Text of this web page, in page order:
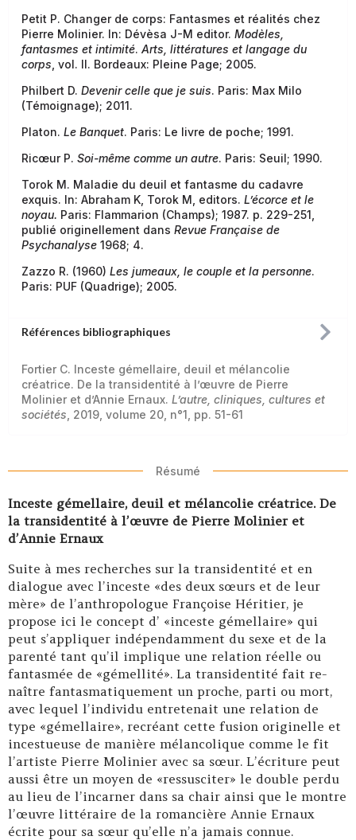
Petit P. Changer de corps: Fantasmes et réalités chez
Pierre Molinier. In: Dévèsa J-M editor. Modèles,
fantasmes et intimité. Arts, littératures et langage du
corps , vol. II. Bordeaux: Pleine Page; 2005.
Philbert D. Devenir celle que je suis. Paris: Max Milo
(Témoignage); 2011.
Platon. Le Banquet. Paris: Le livre de poche; 1991.
Ricœur P. Soi-même comme un autre. Paris: Seuil; 1990.
Torok M. Maladie du deuil et fantasme du cadavre
exquis. In: Abraham K, Torok M, editors. L’écorce et le
noyau. Paris: Flammarion (Champs); 1987. p. 229-251,
publié originellement dans Revue Française de
Psychanalyse 1968; 4.
Zazzo R. (1960) Les jumeaux, le couple et la personne.
Paris: PUF (Quadrige); 2005.
Références bibliographiques
Fortier C. Inceste gémellaire, deuil et mélancolie
créatrice. De la transidentité à l’œuvre de Pierre
Molinier et d’Annie Ernaux. L’autre, cliniques, cultures et
sociétés , 2019, volume 20, n°1, pp. 51-61
Résumé
Inceste gémellaire, deuil et mélancolie créatrice. De
la transidentité à l’œuvre de Pierre Molinier et
d’Annie Ernaux
Suite à mes recherches sur la transidentité et en
dialogue avec l’inceste «des deux sœurs et de leur
mère» de l’anthropologue Françoise Héritier, je
propose ici le concept d’ «inceste gémellaire» qui
peut s’appliquer indépendamment du sexe et de la
parenté tant qu’il implique une relation réelle ou
fantasmée de «gémellité». La transidentité fait re-
naître fantasmatiquement un proche, parti ou mort,
avec lequel l’individu entretenait une relation de
type «gémellaire», recréant cette fusion originelle et
incestueuse de manière mélancolique comme le fit
l’artiste Pierre Molinier avec sa sœur. L’écriture peut
aussi être un moyen de «ressusciter» le double perdu
au lieu de l’incarner dans sa chair ainsi que le montre
l’œuvre littéraire de la romancière Annie Ernaux
écrite pour sa sœur qu’elle n’a jamais connue.